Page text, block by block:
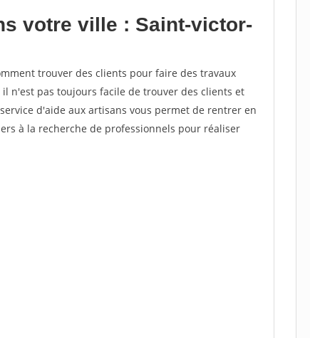
votre ville : Saint-victor-
trouver des clients pour faire des travaux
n'est pas toujours facile de trouver des clients et
d'aide aux artisans vous permet de rentrer en
à la recherche de professionnels pour réaliser